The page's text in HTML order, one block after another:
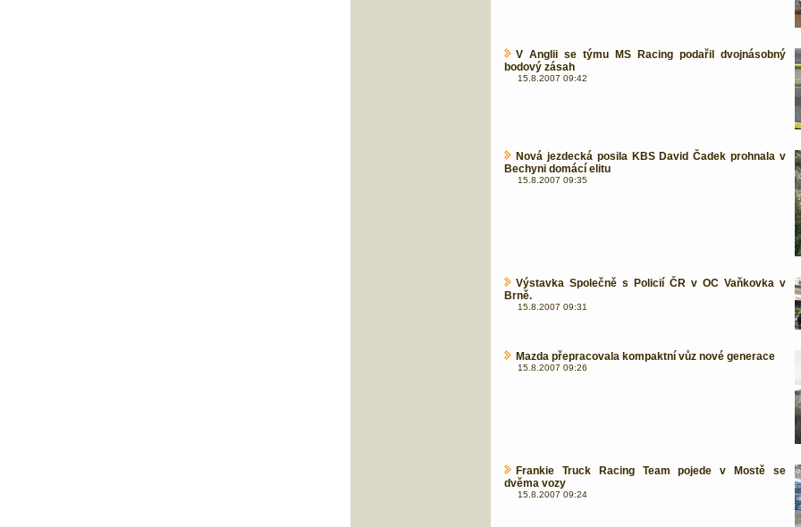
V Anglii se týmu MS Racing podařil dvojnásobný
bodový zásah
15.8.2007 09:42
Nová jezdecká posila KBS David Čadek prohnala v
Bechyni domácí elitu
15.8.2007 09:35
Výstavka Společně s Policií ČR v OC Vaňkovka v
Brně.
15.8.2007 09:31
Mazda přepracovala kompaktní vůz nové generace
15.8.2007 09:26
Frankie Truck Racing Team pojede v Mostě se
dvěma vozy
15.8.2007 09:24